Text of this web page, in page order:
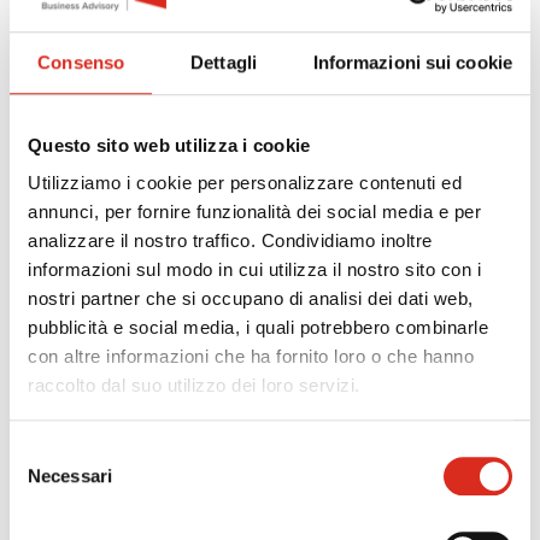
Consenso Dettagli Informazioni sui cookie
Questo sito web utilizza i cookie
Utilizziamo i cookie per personalizzare contenuti ed
annunci, per fornire funzionalità dei social media e per
analizzare il nostro traffico. Condividiamo inoltre
informazioni sul modo in cui utilizza il nostro sito con i
nostri partner che si occupano di analisi dei dati web,
pubblicità e social media, i quali potrebbero combinarle
con altre informazioni che ha fornito loro o che hanno
raccolto dal suo utilizzo dei loro servizi.
delNecessari
sono utilizzati per il progetto. Se gli strumenti e le
attrezzature non sono utilizzati per tutto il loro ciclo di
vita per il progetto, sono considerati ammissibili
unicamente i costi di ammortamento corrispondenti alla
generalmente accettati;
c) spese per la ricerca contrattuale, le
conoscenze e i brevetti acquisiti od ottenuti
in licenza da fonti esterne alle normali
condizioni di mercato;
d) spese relative ai servizi di consulenza e
servizi equivalenti utilizzati esclusivamente ai
fini del progetto presentato dall’impresa.
30% delle spese del valore complessivo della proposta